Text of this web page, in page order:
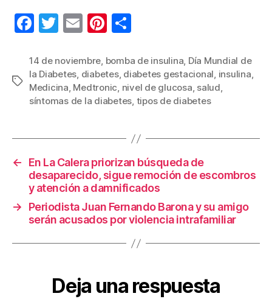
F
c
e
b
o
k
T
tt
er
E
ail
Pi
er
e
st
m
p
ar
Etiquetas
14 de noviembre, bomba de insulina, Día Mundial de
la Diabetes, diabetes, diabetes gestacional, insulina,
Medicina, Medtronic, nivel de glucosa, salud,
síntomas de la diabetes, tipos de diabetes
←
En La Calera priorizan búsqueda de
desaparecido, sigue remoción de escombros
y atención a damnificados
→
Periodista Juan Fernando Barona y su amigo
serán acusados por violencia intrafamiliar
Deja una respuesta